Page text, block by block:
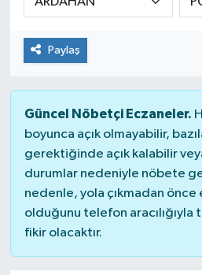
Paylaş
Güncel Nöbetçi Eczaneler.
boyunca açık olmayabilir,
gerektiğinde açık kalabilir
durumlar nedeniyle nöbete
nedenle, yola çıkmadan önce
olduğunu telefon
fikir olacaktır.
Magazin
Özel Haber
Resmi İlan
Sağlık